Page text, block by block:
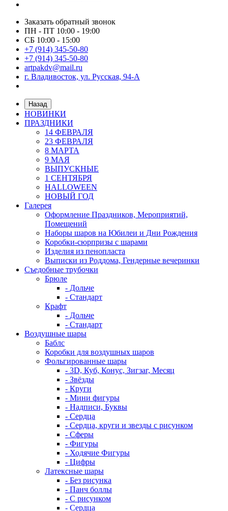
Заказать обратный звонок
ПН - ПТ 10:00 - 19:00
СБ 10:00 - 15:00
+7 (914) 345-50-80
+7 (914) 345-50-80
artpakdv@mail.ru
г. Владивосток, ул. Русская, 94-А
Назад
НОВИНКИ
ПРАЗДНИКИ
14 ФЕВРАЛЯ
23 ФЕВРАЛЯ
8 МАРТА
9 МАЯ
ВЫПУСКНЫЕ
1 СЕНТЯБРЯ
HALLOWEEN
НОВЫЙ ГОД
Галерея
Оформление Праздников, Мероприятий,
Помещений
Наборы шаров на Юбилеи и Дни Рождения
Коробки-сюрпризы с шарами
Изделия из пенопласта
Выписки из Роддома, Гендерные вечеринки
Съедобные трубочки
Брюле
- Дольче
- Стандарт
Крафт
- Дольче
- Стандарт
Воздушные шары
Баблс
Коробки для воздушных шаров
Фольгированные шары
- 3D, Куб, Конус, Зигзаг, Месяц
- Звёзды
- Круги
- Мини фигуры
- Надписи, Буквы
- Сердца
- Сердца, круги и звезды с рисунком
- Сферы
- Фигуры
- Ходячие Фигуры
- Цифры
Латексные шары
- Без рисунка
- Панч боллы
- С рисунком
- Сердца